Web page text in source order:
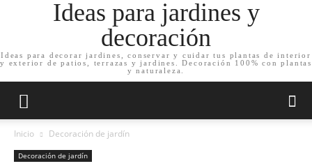
Ideas para jardines y
decoración
Ideas para decorar jardines, conservar y cuidar tus plantas de interior
y exterior de patios, terrazas y jardines. Decoración 100% con plantas
y naturaleza.
Inicio Decoración de jardín
Decoración de jardín